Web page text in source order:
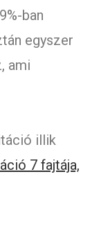
ban
egyszer
ami
illik
7 fajtája,